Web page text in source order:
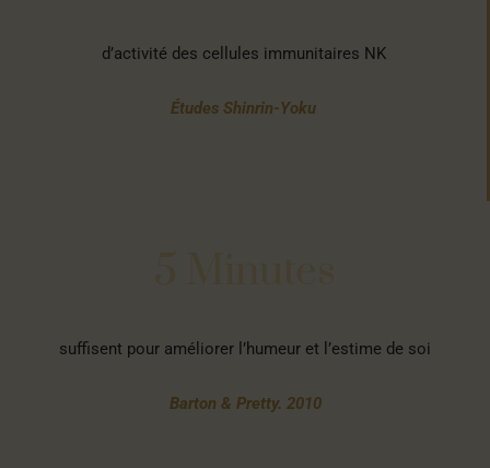
d’activité des cellules immunitaires NK
Études Shinrin-Yoku
suffisent pour améliorer l’humeur et l’estime de soi
Barton & Pretty. 2010